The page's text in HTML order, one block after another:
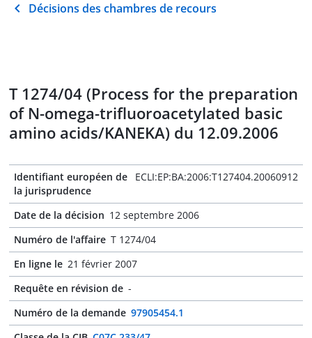
Décisions des chambres de recours
T 1274/04 (Process for the preparation
of N-omega-trifluoroacetylated basic
amino acids/KANEKA) du 12.09.2006
Identifiant européen de
la jurisprudence
ECLI:EP:BA:2006:T127404.20060912
Date de la décision 12 septembre 2006
Numéro de l'affaire T 1274/04
En ligne le 21 février 2007
Requête en révision de -
Numéro de la demande 97905454.1